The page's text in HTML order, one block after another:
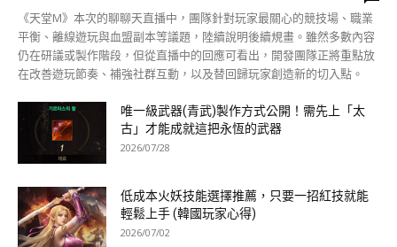
《天堂M》本次的聊聊天直播中，團隊針對玩家最關心的競技場、職業
平衡、離線遊玩與血盟副本等議題，陸續說明後續規畫。雖然多數內容
仍在研議或製作階段，但從直播中的回應可看出，開發團隊正將重點放
在改善遊玩節奏、補強社群互動，以及替回歸玩家創造新的切入點。
唯一級武器(青武)製作方式公開！需先上「太
古」才能成就這把永恆的武器
2026/07/28
低成本火妖技能選擇推薦，只要一招紅技就能
輕鬆上手 (韓國玩家心得)
2026/07/02